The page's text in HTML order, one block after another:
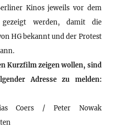
Kinos jeweils vor dem
gezeigt werden, damit die
HG bekannt und der Protest
Kurzfilm zeigen wollen, sind
Adresse zu melden:
Coers / Peter Nowak